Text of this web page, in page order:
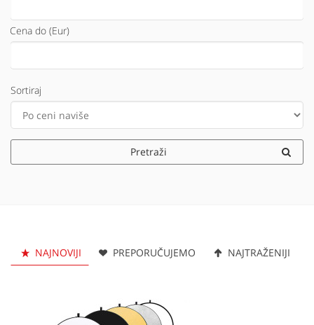
Cena do (Eur)
Sortiraj
Pretraži
NAJNOVIJI PREPORUČUJEMO NAJTRAŽENIJI